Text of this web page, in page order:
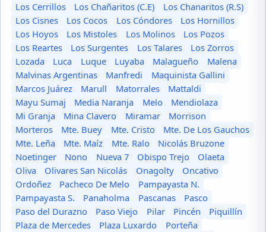
Los Cerrillos
Los Chañaritos (C.E)
Los Chanaritos (R.S)
Los Cisnes
Los Cocos Los Cóndores
Los Hornillos
Los Hoyos
Los Mistoles Los Molinos
Los Pozos
Los Reartes
Los Surgentes Los Talares
Los Zorros
Lozada
Luca Luque Luyaba Malagueño
Malena
Malvinas Argentinas
Manfredi
Maquinista Gallini
Marcos Juárez
Marull Matorrales
Mattaldi
Mayu Sumaj
Media Naranja Melo
Mendiolaza
Mi Granja
Mina Clavero Miramar
Morrison
Morteros
Mte. Buey Mte. Cristo
Mte. De Los Gauchos
Mte. Leña
Mte. Maíz Mte. Ralo
Nicolás Bruzone
Noetinger
Nono Nueva 7 Obispo Trejo
Olaeta
Oliva
Olivares San Nicolás Onagolty
Oncativo
Ordoñez
Pacheco De Melo
Pampayasta N.
Pampayasta S.
Panaholma Pascanas
Pasco
Paso del Durazno
Paso Viejo Pilar Pincén
Piquillín
Plaza de Mercedes
Plaza Luxardo
Porteña